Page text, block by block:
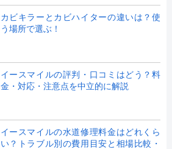
カビキラーとカビハイターの違いは？使
う場所で選ぶ！
イースマイルの評判・口コミはどう？料
金・対応・注意点を中立的に解説
イースマイルの水道修理料金はどれくら
い？トラブル別の費用目安と相場比較・